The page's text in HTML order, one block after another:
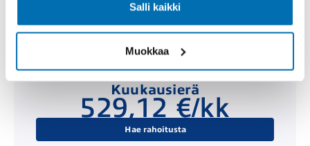
Salli kaikki
Muokkaa
Kuukausierä
529,12 €/kk
Hae rahoitusta